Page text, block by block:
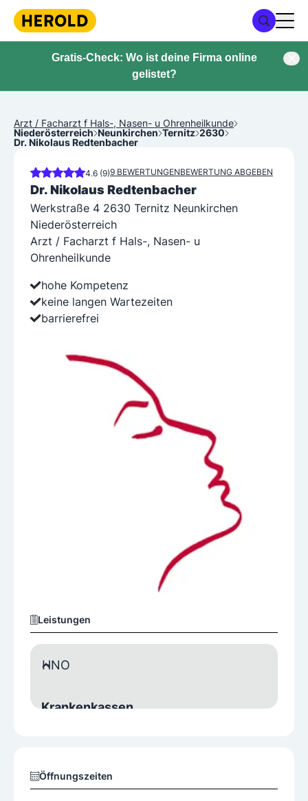
Gratis-Check: Wo ist deine Firma online
gelistet?
Arzt / Facharzt f Hals-, Nasen- u Ohrenheilkunde
Niederösterreich Neunkirchen Ternitz 2630
Dr. Nikolaus Redtenbacher
4.6 (9)9 BEWERTUNGENBEWERTUNG ABGEBEN
Dr. Nikolaus Redtenbacher
Werkstraße 4 2630 Ternitz Neunkirchen
Niederösterreich
Arzt / Facharzt f Hals-, Nasen- u
Ohrenheilkunde
hohe Kompetenz
keine langen Wartezeiten
barrierefrei
Leistungen
HNO
Krankenkassen
Öffnungszeiten